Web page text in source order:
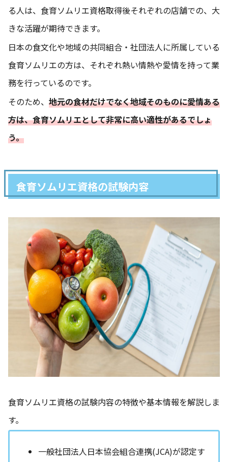
る人は、食育ソムリエ資格取得後それぞれの店舗での、大
きな活躍が期待できます。
日本の食文化や地域の共同組合・社団法人に所属している
食育ソムリエの方は、それぞれ熱い情熱や愛情を持って業
務を行っているのです。
そのため、 地元の食材だけでなく地域そのものに愛情ある
方は、食育ソムリエとして非常に高い適性があるでしょ
う。
食育ソムリエ資格の試験内容
食育ソムリエ資格の試験内容の特徴や基本情報を解説しま
す。
一般社団法人日本協会組合連携(JCA)が認定す